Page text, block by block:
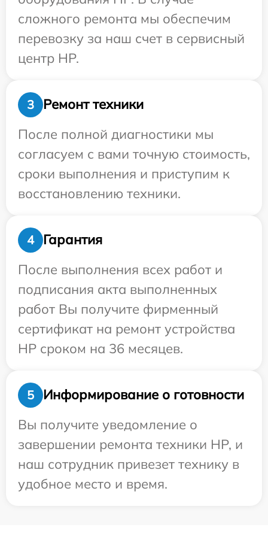
сложного ремонта мы обеспечим
перевозку за наш счет в сервисный
центр HP.
3
Ремонт техники
После полной диагностики мы
согласуем с вами точную стоимость,
сроки выполнения и приступим к
восстановлению техники.
4
Гарантия
После выполнения всех работ и
подписания акта выполненных
работ Вы получите фирменный
сертификат на ремонт устройства
HP сроком на 36 месяцев.
5
Информирование о готовности
Вы получите уведомление о
завершении ремонта техники HP, и
наш сотрудник привезет технику в
удобное место и время.